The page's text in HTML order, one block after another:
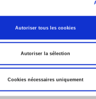
Autoriser tous les cookies
Autoriser la sélection
Cookies nécessaires uniquement
>French Economy
>International Economy